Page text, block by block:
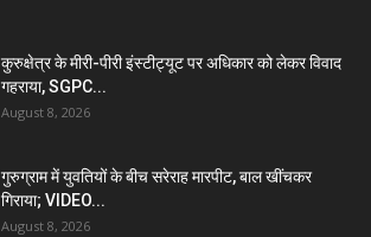
कुरुक्षेत्र के मीरी-पीरी इंस्टीट्यूट पर अधिकार को लेकर विवाद
गहराया, SGPC...
August 8, 2026
गुरुग्राम में युवतियों के बीच सरेराह मारपीट, बाल खींचकर
गिराया; VIDEO...
August 8, 2026